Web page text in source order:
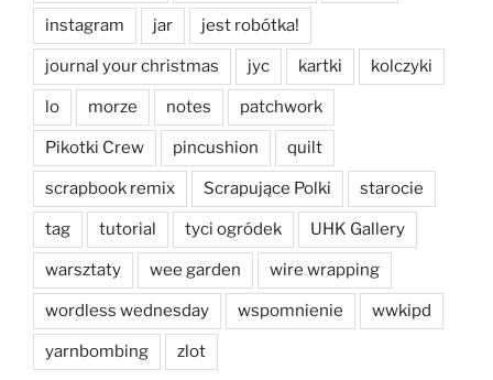
instagram jar jest robótka!
journal your christmas jyc kartki kolczyki
lo morze notes patchwork
Pikotki Crew pincushion quilt
scrapbook remix Scrapujące Polki starocie
tag tutorial tyci ogródek UHK Gallery
warsztaty wee garden wire wrapping
wordless wednesday wspomnienie wwkipd
yarnbombing zlot